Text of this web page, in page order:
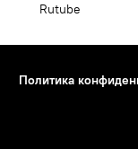
Rutube
Политика